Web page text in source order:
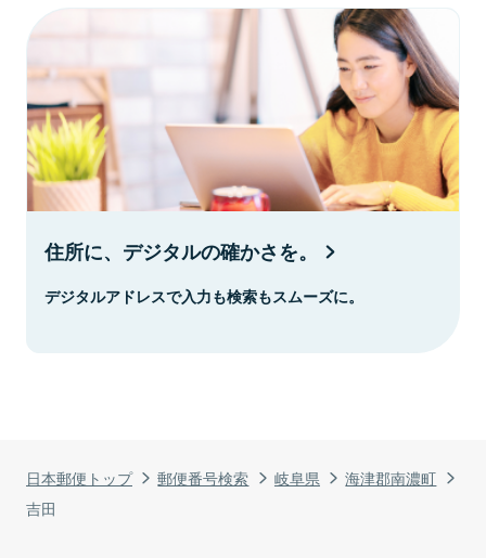
日本郵便トップ 郵便番号検索 岐阜県
海津郡南濃町
吉田
住所に、デジタルの確かさを。
デジタルアドレスで入力も検索もスムーズに。